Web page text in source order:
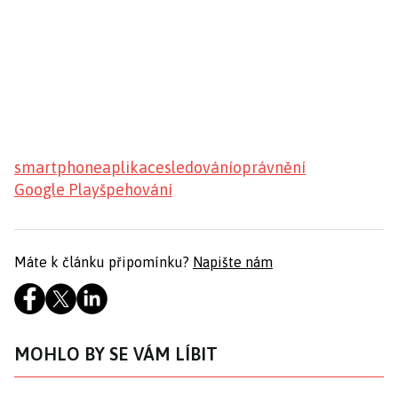
smartphoneaplikacesledováníoprávnění
Google Playšpehování
Máte k článku připomínku? Napište nám
MOHLO BY SE VÁM LÍBIT